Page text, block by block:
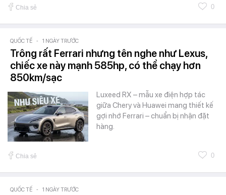
Chia sẻ 0
QUỐC TẾ - 1 NGÀY TRƯỚC
Trông rất Ferrari nhưng tên nghe như Lexus,
chiếc xe này mạnh 585hp, có thể chạy hơn
850km/sạc
Luxeed RX – mẫu xe điện hợp tác
giữa Chery và Huawei mang thiết kế
gợi nhớ Ferrari – chuẩn bị nhận đặt
hàng.
Chia sẻ 0
QUỐC TẾ - 1 NGÀY TRƯỚC